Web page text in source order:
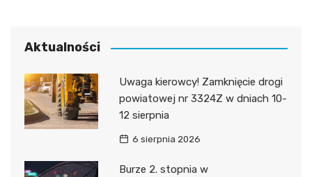
Aktualności
Uwaga kierowcy! Zamknięcie drogi
powiatowej nr 3324Z w dniach 10-
12 sierpnia
6 sierpnia 2026
Burze 2. stopnia w